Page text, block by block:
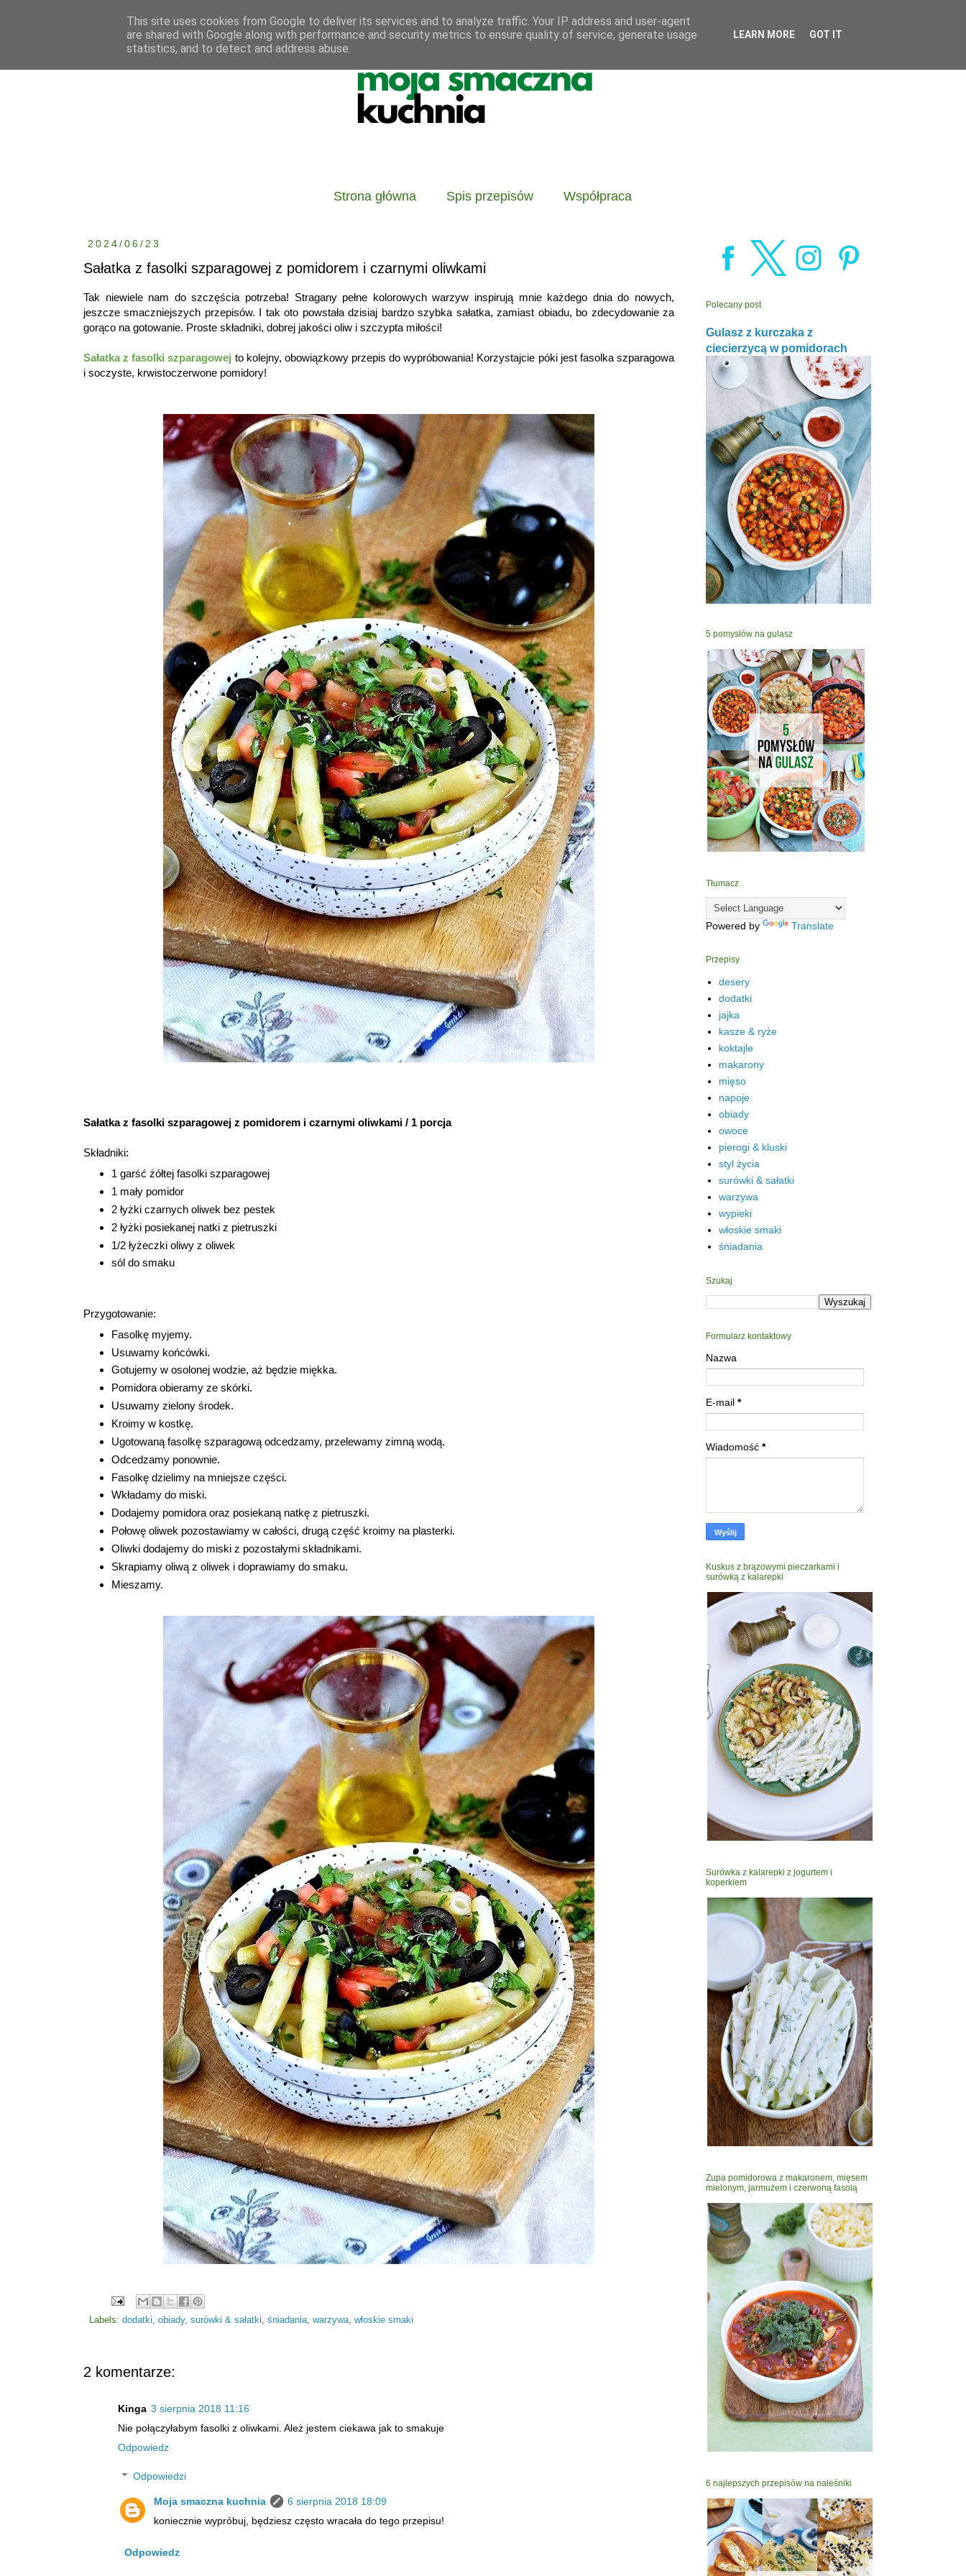
Strona główna Spis przepisów Współpraca
2024/06/23
Sałatka z fasolki szparagowej z pomidorem i czarnymi oliwkami
Tak niewiele nam do szczęścia potrzeba! Stragany pełne kolorowych warzyw inspirują mnie każdego dnia do nowych,
jeszcze smaczniejszych przepisów. I tak oto powstała dzisiaj bardzo szybka sałatka, zamiast obiadu, bo zdecydowanie za
gorąco na gotowanie. Proste składniki, dobrej jakości oliw i szczypta miłości!
Sałatka z fasolki szparagowej to kolejny, obowiązkowy przepis do wypróbowania! Korzystajcie póki jest fasolka szparagowa
i soczyste, krwistoczerwone pomidory!
Sałatka z fasolki szparagowej z pomidorem i czarnymi oliwkami / 1 porcja
Składniki:
1 garść żółtej fasolki szparagowej
1 mały pomidor
2 łyżki czarnych oliwek bez pestek
2 łyżki posiekanej natki z pietruszki
1/2 łyżeczki oliwy z oliwek
sól do smaku
Przygotowanie:
Fasolkę myjemy.
Usuwamy końcówki.
Gotujemy w osolonej wodzie, aż będzie miękka.
Pomidora obieramy ze skórki.
Usuwamy zielony środek.
Kroimy w kostkę.
Ugotowaną fasolkę szparagową odcedzamy, przelewamy zimną wodą.
Odcedzamy ponownie.
Fasolkę dzielimy na mniejsze części.
Wkładamy do miski.
Dodajemy pomidora oraz posiekaną natkę z pietruszki.
Połowę oliwek pozostawiamy w całości, drugą część kroimy na plasterki.
Oliwki dodajemy do miski z pozostałymi składnikami.
Skrapiamy oliwą z oliwek i doprawiamy do smaku.
Mieszamy.
Labels: dodatki obiady, surówki & sałatki śniadania warzywa włoskie smaki
2 komentarze:
Kinga 3 sierpnia 2018 11:16
Nie połączyłabym fasolki z oliwkami. Ależ jestem ciekawa jak to smakuje
Odpowiedz
Odpowiedzi
Moja smaczna kuchnia
6 sierpnia 2018 18:09
koniecznie wypróbuj, będziesz często wracała do tego przepisu!
Odpowiedz
Polecany post
Gulasz z kurczaka z
ciecierzycą w pomidorach
5 pomysłów na gulasz
Tłumacz
Powered by Translate
Przepisy
desery
dodatki
jajka
kasze & ryże
koktajle
makarony
mięso
napoje
obiady
owoce
pierogi & kluski
styl życia
surówki & sałatki
warzywa
wypieki
włoskie smaki
śniadania
Szukaj
Formularz kontaktowy
Nazwa
E-mail *
Wiadomość *
Kuskus z brązowymi pieczarkami i
surówką z kalarepki
Surówka z kalarepki z jogurtem i
koperkiem
Zupa pomidorowa z makaronem, mięsem
mielonym, jarmużem i czerwoną fasolą
6 najlepszych przepisów na naleśniki
This site uses cookies from Google to deliver its services and to analyze traffic. Your IP address and user-agent
are shared with Google along with performance and security metrics to ensure quality of service, generate usage
statistics, and to detect and address abuse.
LEARN MORE GOT IT